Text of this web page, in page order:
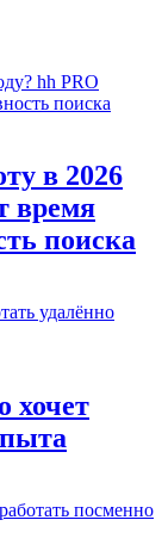
в 2026
время
поиска
хочет